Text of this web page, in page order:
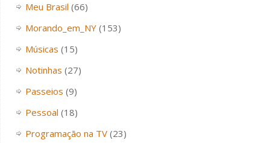
Meu Brasil (66)
Morando_em_NY(153)
Músicas (15)
Notinhas (27)
Passeios (9)
Pessoal (18)
Programação na TV(23)